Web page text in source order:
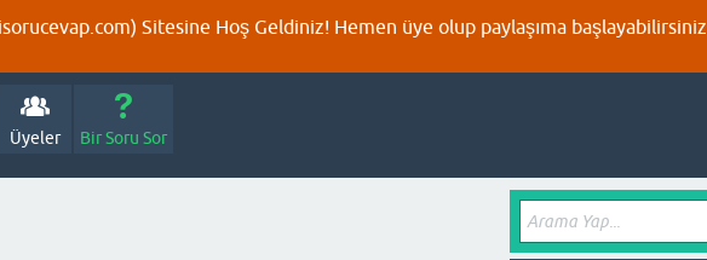
Sitesine Hoş Geldiniz! Hemen üye olup paylaşıma başlayabilirsiniz.
Üyeler Bir Soru Sor